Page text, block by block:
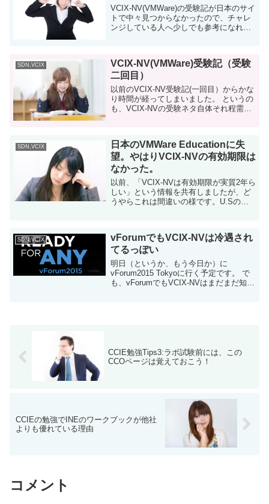
VCIX-NV(VMWare)の受験記が日本のサイ
トで中々見つからなかったので、チャレ
ンジしている人へ少しでも参考になれば
記...
SDN,VCIX
VCIX-NV(VMWare)受験記（受験
二回目）
以前のVCIX-NV受験記(一回目）からかな
り時間が経ってしまいました。 というの
も、VCIX-NVの受験ネタ自体それ程需要
SDN,VCIX
日本のVMWare Educationに失
望。やはりVCIX-NVの有効期限は
なかった。
以前、「VCIX-NVは有効期限が実質2年ら
しい」という情報を共有しましたが、ど
うやらこれは間違いの様です。U.Sの
SDN,VCIX
vForumでもVCIX-NVは冷遇され
てるっぽい
明日（というか、もう今日か）に
vForum2015 Tokyoに行く予定です。 で
も、vForumでもVCIX-NVはまだまだ知名
CCIE勉強Tips3:ラボ試験前には、この
CCOページは覚えておこう！
CCIEの勉強でINEのワークブックが他社
よりも優れている理由
コメント